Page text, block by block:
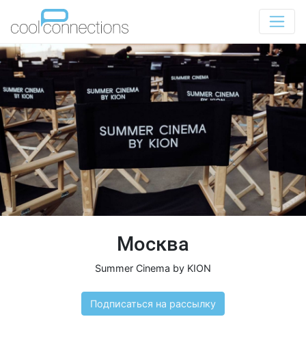
Москва
Summer Cinema by KION
Подписаться на рассылку